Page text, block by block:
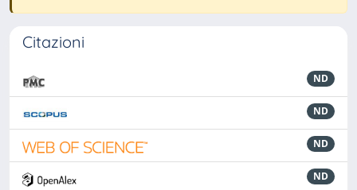
Citazioni
ND
ND
ND
ND